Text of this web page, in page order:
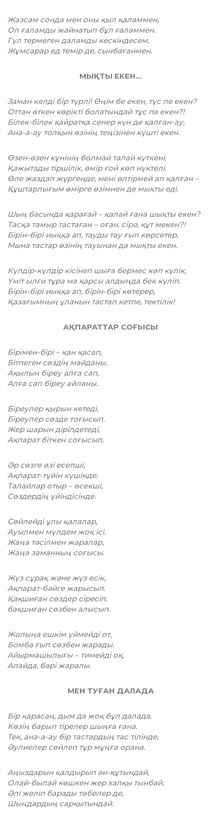
Жазсам сонда мен оны қыл қаламмен,
Ол ғаламды жайнатып бұл ғаламмен.
Гүл термеген даламды кескіндесем,
Жұмсарар ед темір де, сынбағанмен.
МЫҚТЫ ЕКЕН…
Заман келді бір түрлі! Өңім бе екен, түс пе екен?
Оттан өткен көрікті болатындай тұс па екен?!
Білек-білек қайратқа сенер күн де қалған-ау,
Ана-а-ау толқын өзінің теңізінен күшті екен.
Өзен-өзен күнінің болмай талай күткені,
Қажытады тіршілік, өмір ғой көп нүктелі.
Өле жаздап жүргенде, мені өлтірмей ап қалған –
Құштарлығым өмірге өзімнен де мықты еді.
Шың басында қарағай – қалай ғана шықты екен?
Тасқа тамыр тастаған – оған, сірә, құт мекен?!
Бірін-бірі иыққа ап, тауды тау ғып көрсетер,
Мына тастар өзінің тауынан да мықты екен.
Күлдір-күлдір кісінеп шыға бермес көп күлік,
Үміт ылғи тұра ма қарсы алдыңда бек күліп.
Бірін-бірі иыққа ап, бірін-бірі көтерер,
Қазағымның ұланын тастап кетпе, тектілік!
АҚПАРАТТАР СОҒЫСЫ
Бірімен-бірі – қан қасап,
Бітпеген сөздің майданы.
Ақылын біреу алға сап,
Алға сап біреу айланы.
Біреулер қырын кетеді,
Біреулер сөзде тоғысып.
Жер шарын дірілдетеді,
Ақпарат біткен соғысып.
Әр сөзге өзі есепші,
Ақпарат-түйін күшінде.
Талайлар отыр – өсекші,
Сөздердің үйіндісінде.
Сөйлейді ұлы қалалар,
Ауылмен мүлдем жоқ ісі.
Жаңа тәсілмен жаралар,
Жаңа заманның соғысы.
Жүз сұрақ және жүз есік,
Ақпарат-бәйге жарысып.
Қақшиған сөздер сіресіп,
бақшиған сөзбен алысып.
Жолыңа ешкім үймейді от,
Бомба ғып сөзбен жарады.
Айырмашылығы – тимейді оқ,
Алайда, бәрі жаралы.
МЕН ТУҒАН ДАЛАДА
Бір қарасаң, дым да жоқ бұл далада,
Көзің барып тірелер шыңға ғана.
Тек, ана-а-ау бір тастардың тас тілінде,
Әулиелер сөйлеп тұр мұңға орана.
Аңыздарын қалдырып ән-құтындай,
Олай-былай көшкен жер халқы тынбай.
Әлі желіп барады төбелер де,
Шыңдардың сарқытындай.